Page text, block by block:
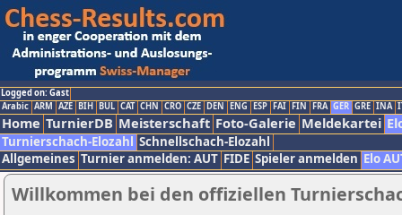
Logged on: Gast
Arabic ARM AZE BIH BUL CAT CHN CRO CZE DEN ENG ESP FAI FIN FRA GER GRE INA
Home TurnierDB Meisterschaft Foto-Galerie Meldekartei
Turnierschach-Elozahl Schnellschach-Elozahl
Allgemeines Turnier anmelden: AUT FIDE Spieler anmelden Elo
Willkommen bei den offiziellen